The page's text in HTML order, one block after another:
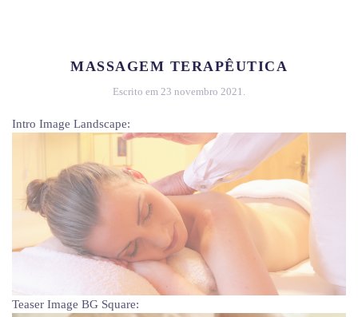
MASSAGEM TERAPÊUTICA
Escrito em 23 novembro 2021.
Intro Image Landscape:
Teaser Image BG Square: